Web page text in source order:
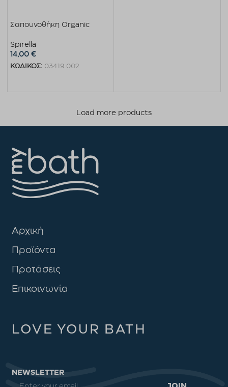
Σαπουνοθήκη Organic
Spirella
14,00 €
ΚΩΔΙΚΟΣ: 03419.002
Load more products
Αρχική
Προϊόντα
Προτάσεις
Επικοινωνία
LOVE YOUR BATH
NEWSLETTER